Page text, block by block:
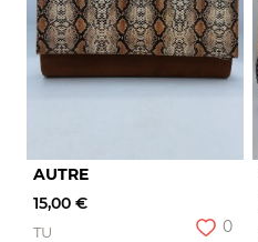
AUTRE
15,00 €
TU 0